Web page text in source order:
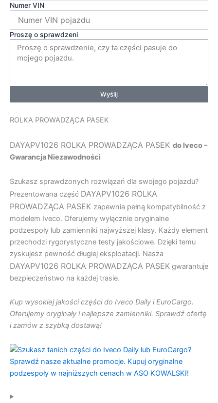
Numer VIN
Proszę o sprawdzeni
Wyślij
ROLKA PROWADZĄCA PASEK
DAYAPV1026 ROLKA PROWADZĄCA PASEK do Iveco –
Gwarancja Niezawodności
Szukasz sprawdzonych rozwiązań dla swojego pojazdu?
Prezentowana część DAYAPV1026 ROLKA
PROWADZĄCA PASEK zapewnia pełną kompatybilność z
modelem Iveco. Oferujemy wyłącznie oryginalne
podzespoły lub zamienniki najwyższej klasy. Każdy element
przechodzi rygorystyczne testy jakościowe. Dzięki temu
zyskujesz pewność długiej eksploatacji. Nasza
DAYAPV1026 ROLKA PROWADZĄCA PASEK gwarantuje
bezpieczeństwo na każdej trasie.
Kup wysokiej jakości części do Iveco Daily i EuroCargo.
Oferujemy oryginały i najlepsze zamienniki. Sprawdź ofertę
i zamów z szybką dostawą!